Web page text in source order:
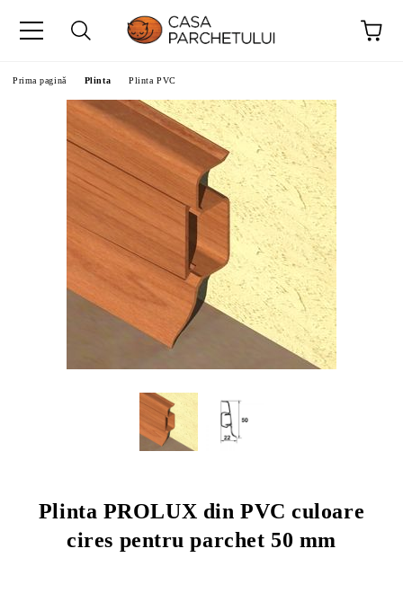
Prima pagină Plinta Plinta PVC
Plinta PROLUX din PVC culoare
cires pentru parchet 50 mm